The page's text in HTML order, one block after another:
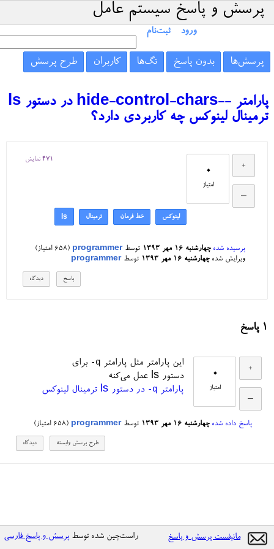
پرسش و پاسخ سیستم عامل
ورود ثبت‌نام
پرسش‌ها بدون پاسخ تگ‌ها کاربران طرح پرسش
پارامتر --hide-control-chars در دستور ls
ترمینال لینوکس چه کاربردی دارد؟
0
امتیاز
471 نمایش
لینوکس خط فرمان ترمینال ls
پرسیده شده چهارشنبه ۱۶ مهر ۱۳۹۳ توسطprogrammer
(
658 امتیاز)
ویرایش شده چهارشنبه ۱۶ مهر ۱۳۹۳ توسطprogrammer
1 پاسخ
0
امتیاز
این پارامتر مثل پارامتر -q برای
دستور ls عمل می‌کنه
پارامتر -q در دستور ls ترمینال لینوکس
پاسخ داده شده چهارشنبه ۱۶ مهر ۱۳۹۳ توسطprogrammer
(
658 امتیاز)
مانیفست پرسش و پاسخ راست‌چین شده توسط پرسش و پاسخ فارسی